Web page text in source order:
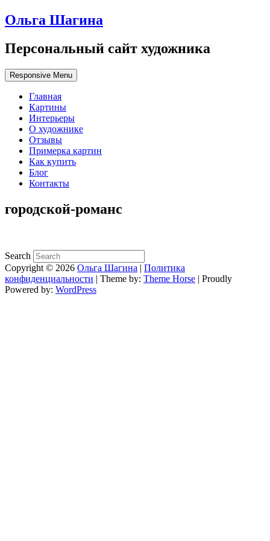
Ольга Шагина
Персональный сайт художника
Responsive Menu
Главная
Картины
Интерьеры
О художнике
Отзывы
Примерка картин
Как купить
Блог
Контакты
городской-романс
Search
Copyright © 2026 Ольга Шагина | Политика
конфиденциальности | Theme by: Theme Horse | Proudly
Powered by: WordPress